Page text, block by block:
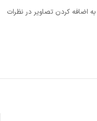
اضافه کردن تصاویر در نظرات